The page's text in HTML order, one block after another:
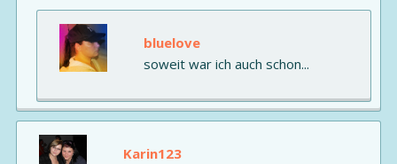
bluelove
soweit war ich auch schon...
Karin123